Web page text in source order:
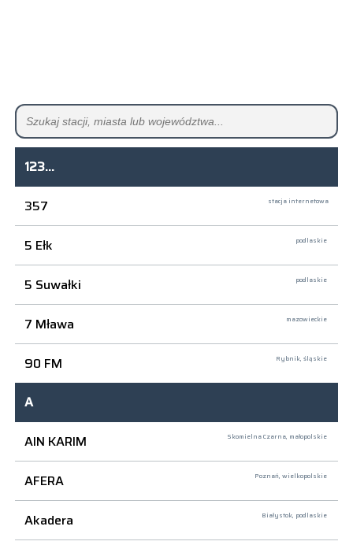
123...
357
stacja internetowa
5 Ełk podlaskie
5 Suwałki podlaskie
7 Mława mazowieckie
90 FM Rybnik, śląskie
A
AIN KARIM
Skomielna Czarna, małopolskie
AFERA Poznań, wielkopolskie
Akadera Białystok, podlaskie